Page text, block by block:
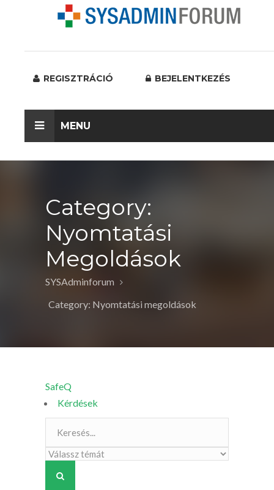
REGISZTRÁCIÓ BEJELENTKEZÉS
MENU
Category:
Nyomtatási
Megoldások
SYSAdminforum
Category: Nyomtatási megoldások
SafeQ
Kérdések